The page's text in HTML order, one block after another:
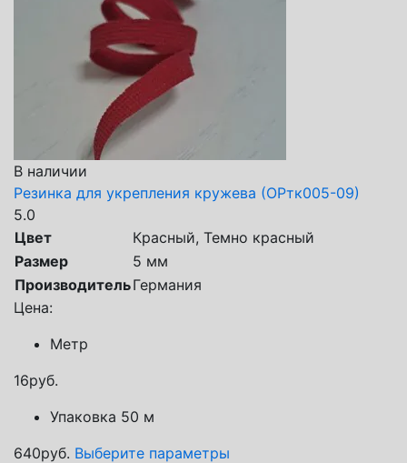
В наличии
Резинка для укрепления кружева (ОРтк005-09)
5.0
Цвет
Красный, Темно красный
Размер
5 мм
ПроизводительГермания
Цена:
Метр
16руб.
Упаковка 50 м
640руб. Выберите параметры